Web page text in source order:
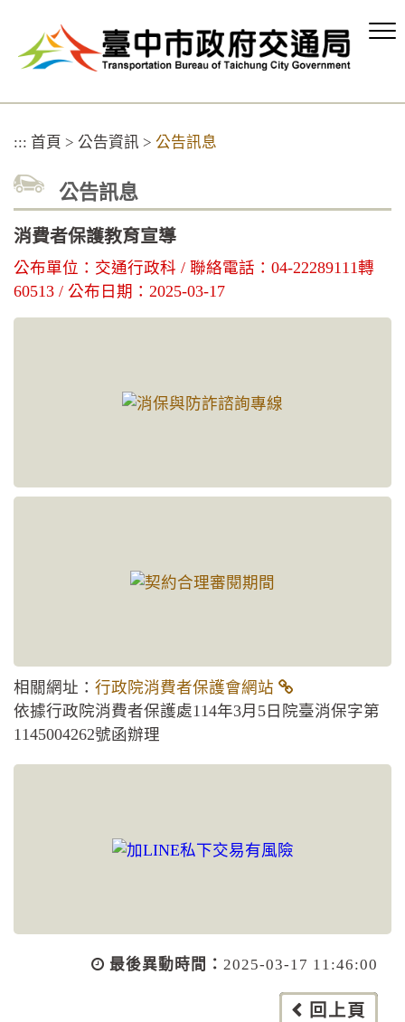
容
::: 首頁 > 公告資訊 > 公告訊息
公告訊息
消費者保護教育宣導
公布單位：交通行政科 / 聯絡電話：04-22289111轉
60513 / 公布日期：2025-03-17
相關網址： 行政院消費者保護會網站
依據行政院消費者保護處114年3月5日院臺消保字第
1145004262號函辦理
最後異動時間： 2025-03-17 11:46:00
回上頁